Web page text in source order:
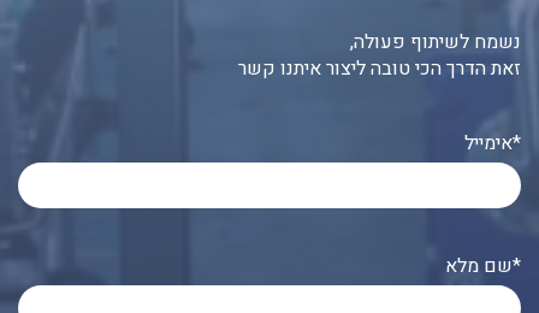
נשמח לשיתוף פעולה,
זאת הדרך הכי טובה ליצור איתנו קשר
אימייל*
שם מלא*